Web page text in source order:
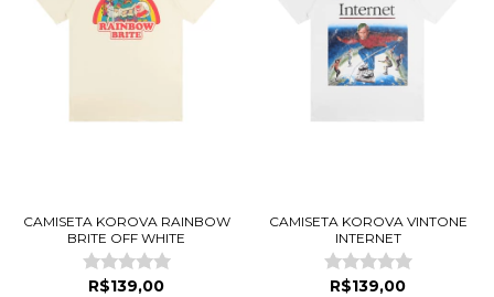
CAMISETA KOROVA RAINBOW
BRITE OFF WHITE
R$139,00
CAMISETA KOROVA VINTONE
INTERNET
R$139,00